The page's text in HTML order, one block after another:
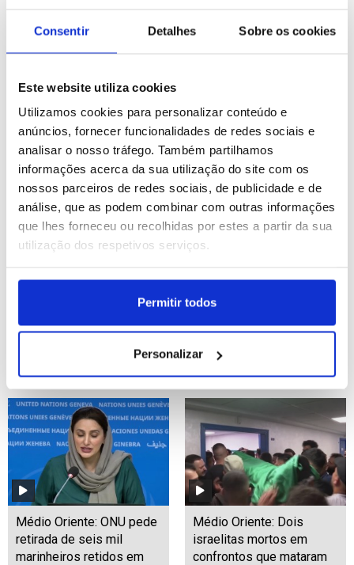
Consentir Detalhes Sobre os cookies
Este website utiliza cookies
Utilizamos cookies para personalizar conteúdo e
anúncios, fornecer funcionalidades de redes sociais e
analisar o nosso tráfego. Também partilhamos
informações acerca da sua utilização do site com os
nossos parceiros de redes sociais, de publicidade e de
análise, que as podem combinar com outras informações
que lhes forneceu ou recolhidas por estes a partir da sua
utilização dos respetivos serviços.
Permitir todos
Personalizar
Irão: Líderes iranianos a
levar negociações "cada
ID: 47515660 Date: 24/07/2026 21:43
Incêndios florestais no
ID: 47515637 Date: 24/07/2026 21:38
agentes
Date: 24/07/2026 18:53
origem do ouro e
combater a mineração
Médio Oriente: ONU pede
retirada de seis mil
marinheiros retidos em
Médio Oriente: Dois
israelitas mortos em
confrontos que mataram